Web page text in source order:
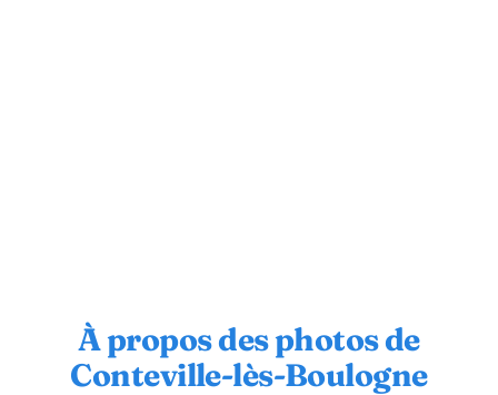
À propos des photos de
Conteville-lès-Boulogne